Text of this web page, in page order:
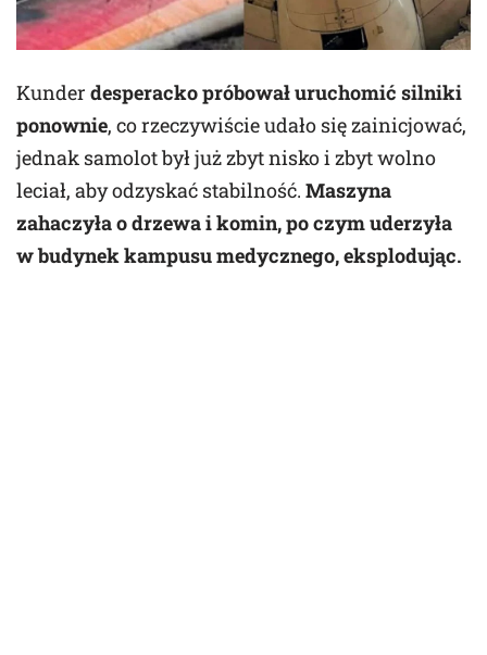
Kunder desperacko próbował uruchomić silniki
ponownie, co rzeczywiście udało się zainicjować,
jednak samolot był już zbyt nisko i zbyt wolno
leciał, aby odzyskać stabilność. Maszyna
zahaczyła o drzewa i komin, po czym uderzyła
w budynek kampusu medycznego, eksplodując.